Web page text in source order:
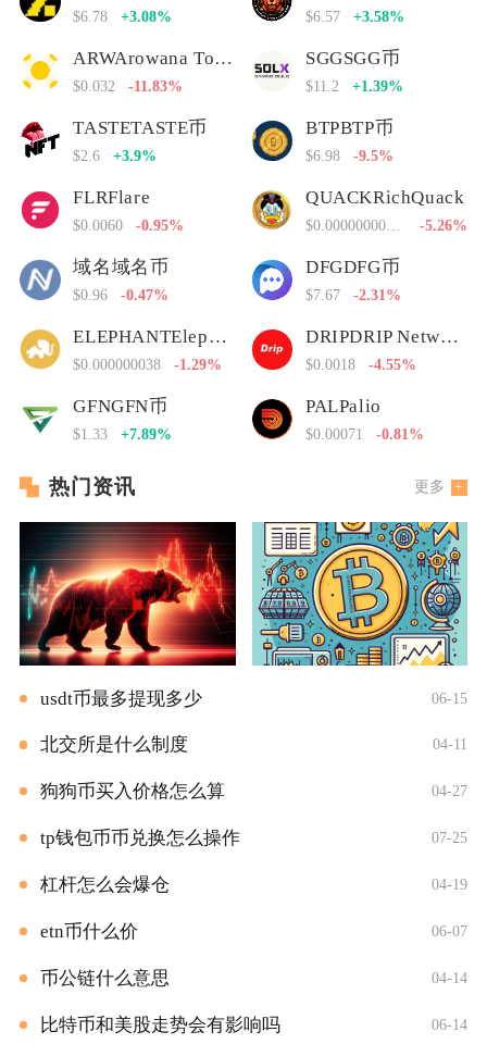
$6.78 +3.08% $6.57 +3.58%
ARWArowana Token
$0.032 -11.83%
SGGSGG币
$11.2 +1.39%
TASTETASTE币
$2.6 +3.9%
BTPBTP币
$6.98 -9.5%
FLRFlare
$0.0060 -0.95%
QUACKRichQuack
-5.26%
域名域名币
$0.96 -0.47%
DFGDFG币
$7.67 -2.31%
ELEPHANTElephant Money
$0.000000038 -1.29%
DRIPDRIP Network
$0.0018 -4.55%
GFNGFN币
$1.33 +7.89%
PALPalio
$0.00071 -0.81%
热门资讯 更多
usdt币最多提现多少 06-15
北交所是什么制度 04-11
狗狗币买入价格怎么算 04-27
tp钱包币币兑换怎么操作 07-25
杠杆怎么会爆仓 04-19
etn币什么价 06-07
币公链什么意思 04-14
比特币和美股走势会有影响吗 06-14